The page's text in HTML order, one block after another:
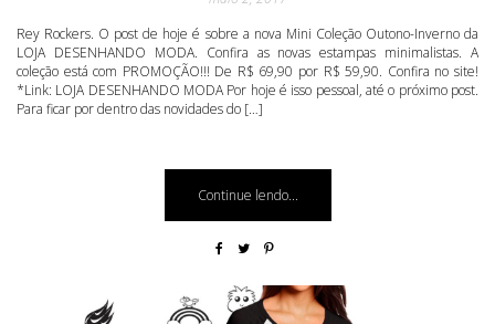
Rey Rockers. O post de hoje é sobre a nova Mini Coleção Outono-Inverno da
LOJA DESENHANDO MODA. Confira as novas estampas minimalistas. A
coleção está com PROMOÇÃO!!! De R$ 69,90 por R$ 59,90. Confira no site!
*Link: LOJA DESENHANDO MODA Por hoje é isso pessoal, até o próximo post.
Para ficar por dentro das novidades do […]
Continue lendo...